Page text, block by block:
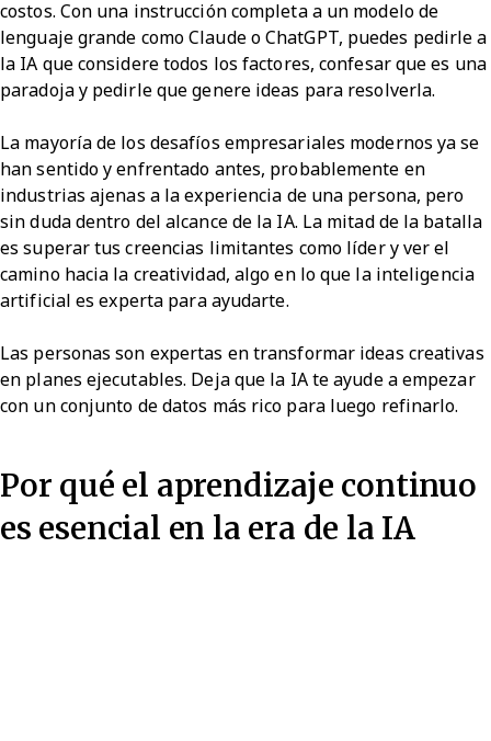
costos. Con una instrucción completa a un modelo de
lenguaje grande como Claude o ChatGPT, puedes pedirle a
la IA que considere todos los factores, confesar que es una
paradoja y pedirle que genere ideas para resolverla.
La mayoría de los desafíos empresariales modernos ya se
han sentido y enfrentado antes, probablemente en
industrias ajenas a la experiencia de una persona, pero
sin duda dentro del alcance de la IA. La mitad de la batalla
es superar tus creencias limitantes como líder y ver el
camino hacia la creatividad, algo en lo que la inteligencia
artificial es experta para ayudarte.
Las personas son expertas en transformar ideas creativas
en planes ejecutables. Deja que la IA te ayude a empezar
con un conjunto de datos más rico para luego refinarlo.
Por qué el aprendizaje continuo
es esencial en la era de la IA